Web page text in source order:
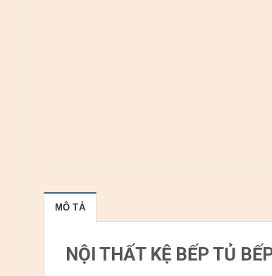
MÔ TẢ
NỘI THẤT KỆ BẾP TỦ